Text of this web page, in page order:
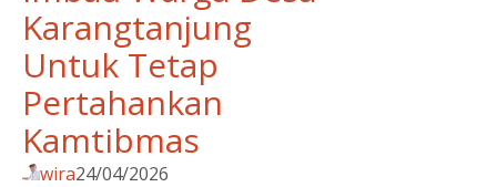
Karangtanjung
Untuk Tetap
Pertahankan
Kamtibmas
wira24/04/2026